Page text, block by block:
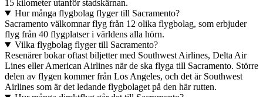
15 kilometer utanför stadskärnan.
Hur många flygbolag flyger till Sacramento?
Sacramento välkomnar flyg från 12 olika flygbolag, som erbjuder
flyg från 40 flygplatser i världens alla hörn.
Vilka flygbolag flyger till Sacramento?
Resenärer bokar oftast biljetter med Southwest Airlines, Delta Air
Lines eller American Airlines när de ska flyga till Sacramento. Större
delen av flygen kommer från Los Angeles, och det är Southwest
Airlines som är det ledande flygbolaget på den här rutten.